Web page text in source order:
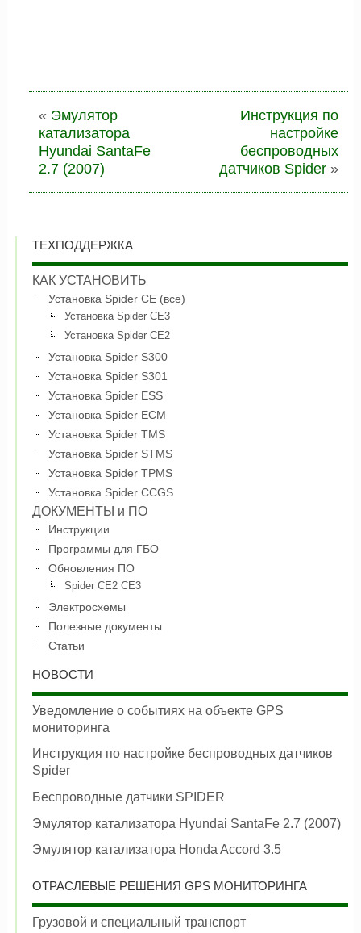
« Эмулятор
катализатора
Hyundai SantaFe
2.7 (2007)
Инструкция по
настройке
беспроводных
датчиков Spider»
ТЕХПОДДЕРЖКА
КАК УСТАНОВИТЬ
Установка Spider CE (все)
Установка Spider CE3
Установка Spider CE2
Установка Spider S300
Установка Spider S301
Установка Spider ESS
Установка Spider ECM
Установка Spider TMS
Установка Spider STMS
Установка Spider TPMS
Установка Spider CCGS
ДОКУМЕНТЫ и ПО
Инструкции
Программы для ГБО
Обновления ПО
Spider CE2 CE3
Электросхемы
Полезные документы
Статьи
НОВОСТИ
Уведомление о событиях на объекте GPS
мониторинга
Инструкция по настройке беспроводных датчиков
Spider
Беспроводные датчики SPIDER
Эмулятор катализатора Hyundai SantaFe 2.7 (2007)
Эмулятор катализатора Honda Accord 3.5
ОТРАСЛЕВЫЕ РЕШЕНИЯ GPS МОНИТОРИНГА
Грузовой и специальный транспорт